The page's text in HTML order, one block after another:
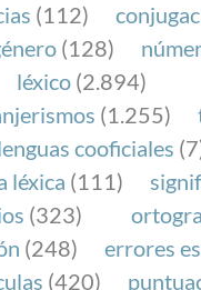
patrocinada por la
cuyo objetivo es
medios de
(112)
(128)
léxico (2.894)
(1.255)
cooficiales
léxica (111)
(323)
(248)
errores
(420)